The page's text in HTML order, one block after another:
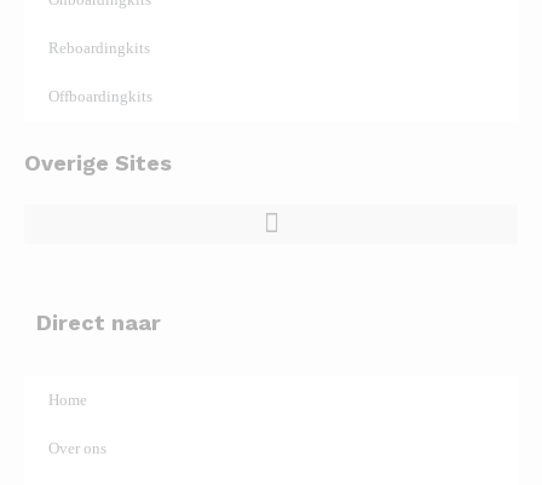
Reboardingkits
Offboardingkits
Overige Sites
Direct naar
Home
Over ons